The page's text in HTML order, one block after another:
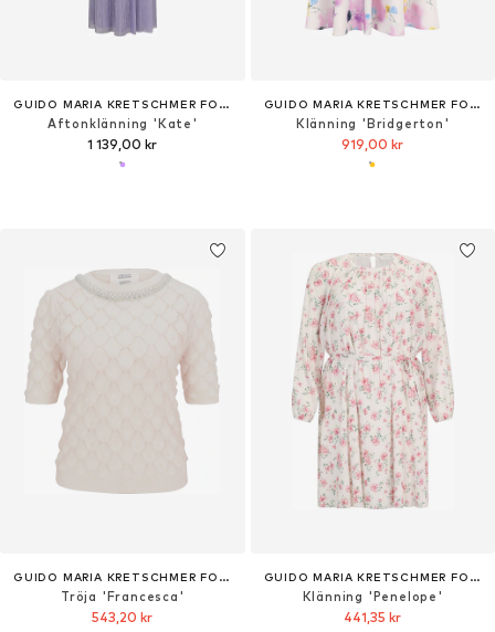
GUIDO MARIA KRETSCHMER FOR BRIDGERTON
Aftonklänning 'Kate'
1 139,00 kr
GUIDO MARIA KRETSCHMER FOR BRIDGERTON
Klänning 'Bridgerton'
919,00 kr
GUIDO MARIA KRETSCHMER FOR BRIDGERTON
Tröja 'Francesca'
543,20 kr
GUIDO MARIA KRETSCHMER FOR BRIDGERTON
Klänning 'Penelope'
441,35 kr